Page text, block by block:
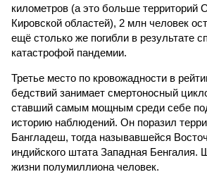
километров (а это больше территорий
Кировской областей), 2 млн человек
ещё столько же погибли в результате
катастрофой пандемии.
Третье место по кровожадности в
бедствий занимает смертоносный
ставший самым мощным среди себе
историю наблюдений. Он поразил
Бангладеш, тогда называвшейся
индийского штата Западная Бенгалия.
жизни полумиллиона человек.